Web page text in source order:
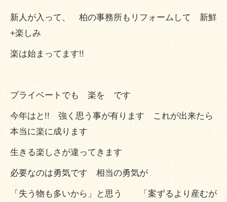
新人が入って、 柏の事務所もリフォームして 新鮮
+楽しみ
楽は始まってます!!
プライベートでも 楽を です
今年はと!! 強く思う事が有ります これが出来たら
本当に楽に成ります
生きる楽しさが違ってきます
必要なのは勇気です 相当の勇気が
「失う物も多いから」と思う 「案ずるより産むが